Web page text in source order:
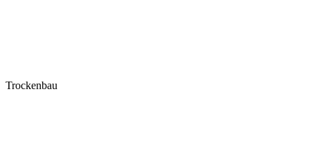
Trockenbau